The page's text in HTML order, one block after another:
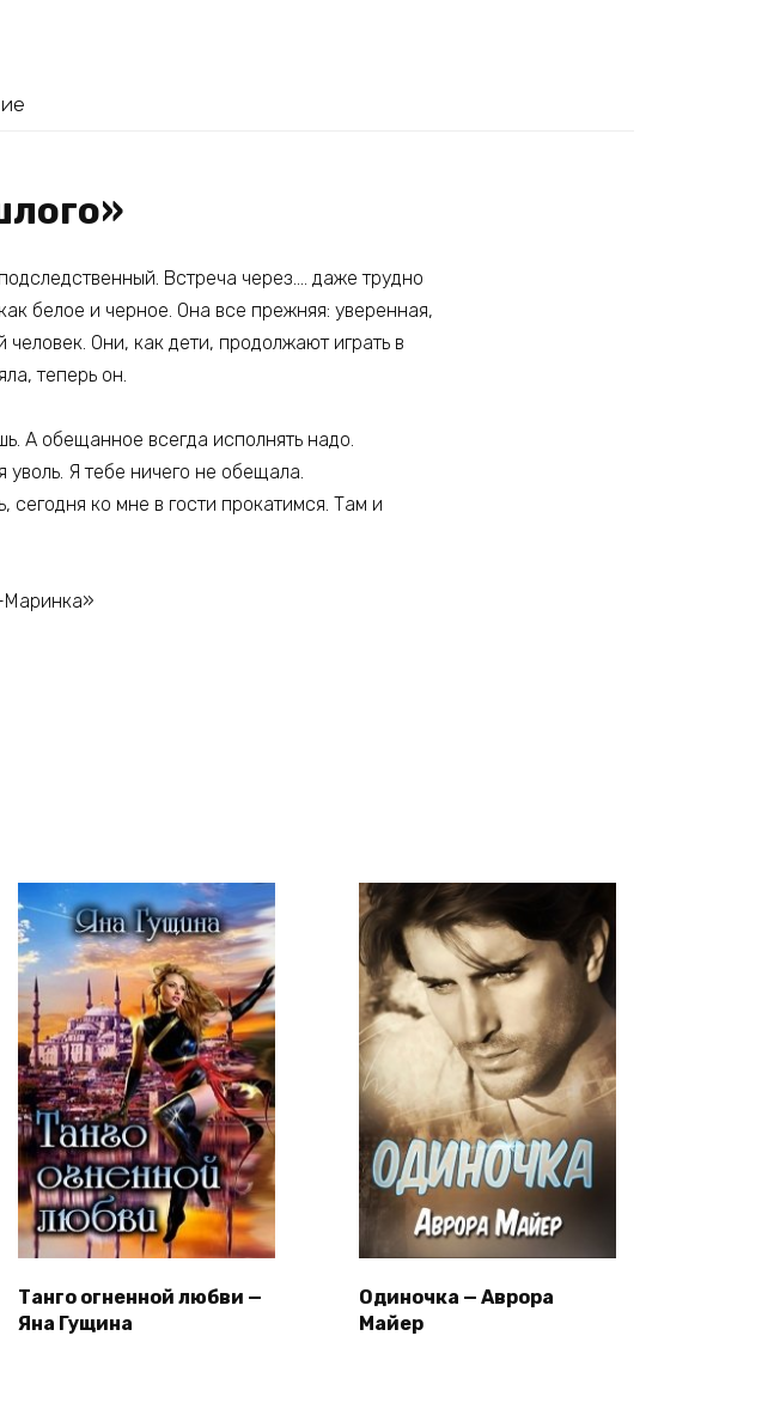
Встреча через…. даже трудно
белое и черное. Она все прежняя: уверенная,
Они, как дети, продолжают играть в
теперь он.
А обещанное всегда исполнять надо.
Я тебе ничего не обещала.
ко мне в гости прокатимся. Там и
Маринка»
Танго огненной любви —
Яна Гущина
Одиночка — Аврора
Майер